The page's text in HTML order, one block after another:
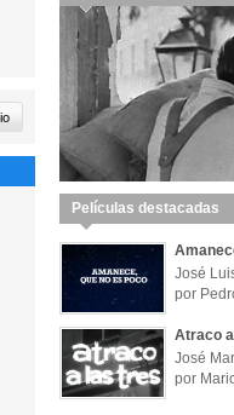
Películas destacadas
José
por
Atraco
José
por